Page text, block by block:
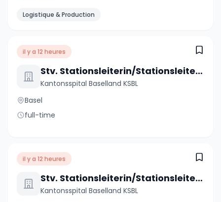
Logistique & Production
il y a 12 heures
Stv. Stationsleiterin/Stationsleiter (a) 80-100%
Kantonsspital Baselland KSBL
Basel
full-time
il y a 12 heures
Stv. Stationsleiterin/Stationsleiter (a) 80-100%
Kantonsspital Baselland KSBL